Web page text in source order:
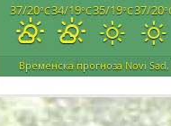
37/20°C34/19°C35/19°C37/20
Временска прогноза Novi